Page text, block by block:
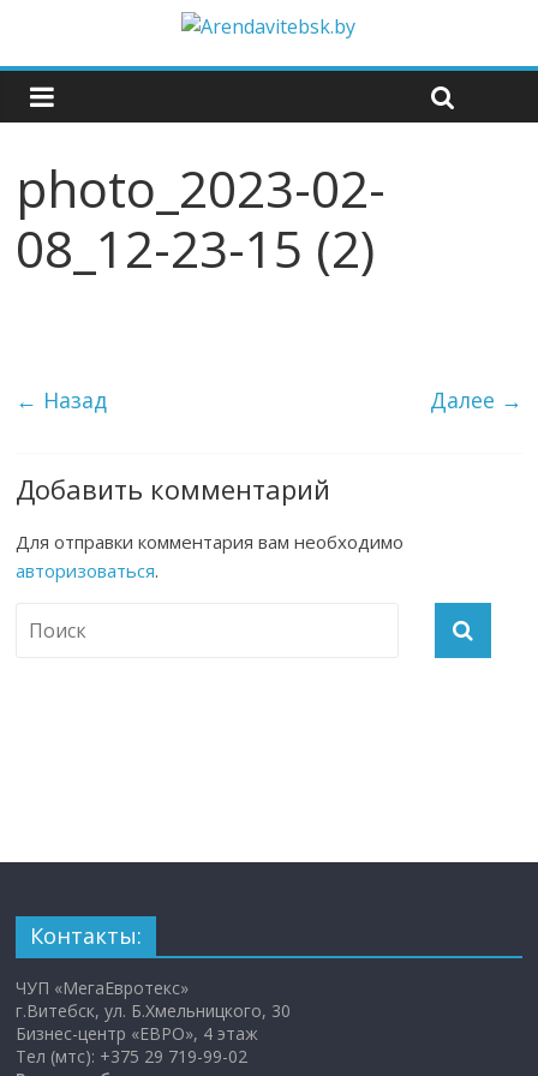
photo_2023-02-
08_12-23-15 (2)
← Назад Далее →
Добавить комментарий
Для отправки комментария вам необходимо
авторизоваться.
Контакты:
ЧУП «МегаЕвротекс»
г.Витебск, ул. Б.Хмельницкого, 30
Бизнес-центр «ЕВРО», 4 этаж
Тел (мтс): +375 29 719-99-02